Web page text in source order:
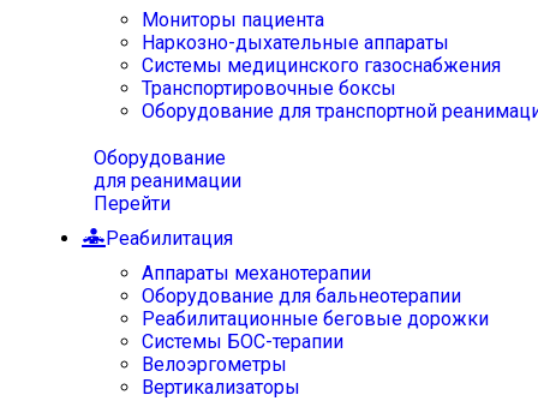
Мониторы пациента
Наркозно-дыхательные аппараты
Системы медицинского газоснабжения
Транспортировочные боксы
Оборудование для транспортной
Оборудование
для реанимации
Перейти
Реабилитация
Аппараты механотерапии
Оборудование для бальнеотерапии
Реабилитационные беговые дорожки
Системы БОС-терапии
Велоэргометры
Вертикализаторы